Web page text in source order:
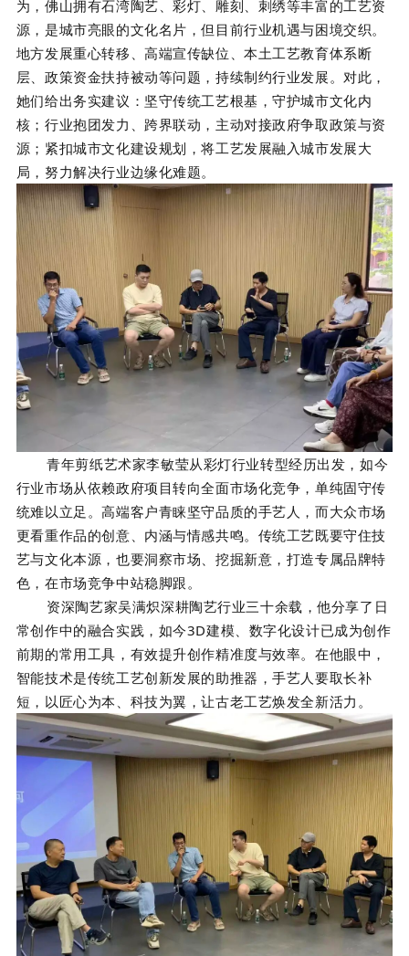
为，佛山拥有石湾陶艺、彩灯、雕刻、刺绣等丰富的工艺资
源，是城市亮眼的文化名片，但目前行业机遇与困境交织。
地方发展重心转移、高端宣传缺位、本土工艺教育体系断
层、政策资金扶持被动等问题，持续制约行业发展。对此，
她们给出务实建议：坚守传统工艺根基，守护城市文化内
核；行业抱团发力、跨界联动，主动对接政府争取政策与资
源；紧扣城市文化建设规划，将工艺发展融入城市发展大
局，努力解决行业边缘化难题。
青年剪纸艺术家李敏莹从彩灯行业转型经历出发，如今
行业市场从依赖政府项目转向全面市场化竞争，单纯固守传
统难以立足。高端客户青睐坚守品质的手艺人，而大众市场
更看重作品的创意、内涵与情感共鸣。传统工艺既要守住技
艺与文化本源，也要洞察市场、挖掘新意，打造专属品牌特
色，在市场竞争中站稳脚跟。
资深陶艺家吴满炽深耕陶艺行业三十余载，他分享了日
常创作中的融合实践，如今3D建模、数字化设计已成为创作
前期的常用工具，有效提升创作精准度与效率。在他眼中，
智能技术是传统工艺创新发展的助推器，手艺人要取长补
短，以匠心为本、科技为翼，让古老工艺焕发全新活力。